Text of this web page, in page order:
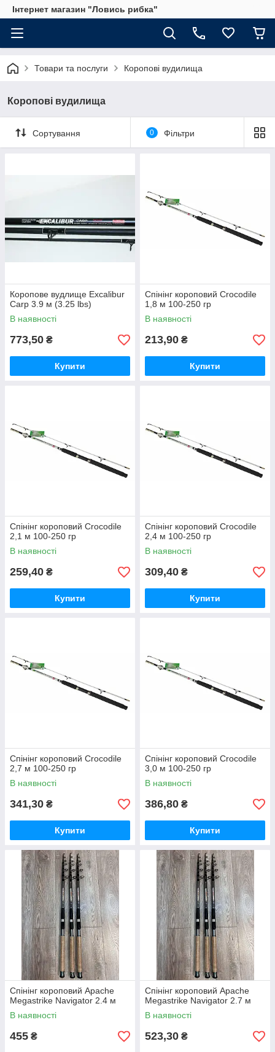
Інтернет магазин "Ловись рибка"
Товари та послуги Коропові вудилища
Коропові вудилища
Сортування 0 Фільтри
Коропове вудлище Excalibur
Carp 3.9 м (3.25 lbs)
В наявності
773,50 ₴
Купити
Спінінг короповий Crocodile
1,8 м 100-250 гр
В наявності
213,90 ₴
Купити
Спінінг короповий Crocodile
2,1 м 100-250 гр
В наявності
259,40 ₴
Купити
Спінінг короповий Crocodile
2,4 м 100-250 гр
В наявності
309,40 ₴
Купити
Спінінг короповий Crocodile
2,7 м 100-250 гр
В наявності
341,30 ₴
Купити
Спінінг короповий Crocodile
3,0 м 100-250 гр
В наявності
386,80 ₴
Купити
Спінінг короповий Apache
Megastrike Navigator 2.4 м
В наявності
455 ₴
Спінінг короповий Apache
Megastrike Navigator 2.7 м
В наявності
523,30 ₴